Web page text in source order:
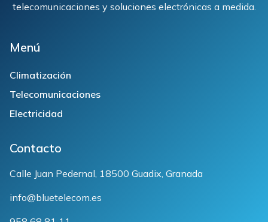
telecomunicaciones y soluciones electrónicas a medida.
Menú
Climatización
Telecomunicaciones
Electricidad
Contacto
Calle Juan Pedernal, 18500 Guadix, Granada
info@bluetelecom.es